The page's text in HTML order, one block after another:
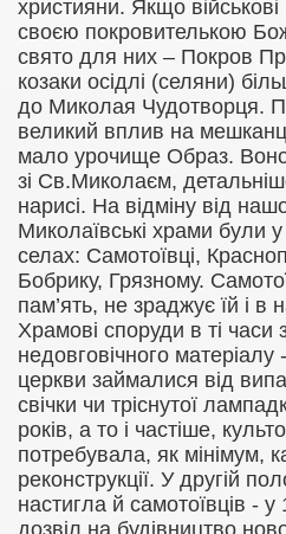
християни. Якщо
своєю покровителькою
свято для них – Покров
козаки осідлі (селяни)
до Миколая Чудотворця.
великий вплив на
мало урочище Образ.
зі Св.Миколаєм,
нарисі. На відміну від
Миколаївські храми були
селах: Самотоївці,
Бобрику, Грязному.
пам’ять, не зраджує їй і в
Храмові споруди в ті часи
недовговічного
церкви займалися від
свічки чи тріснутої
років, а то і частіше,
потребувала, як мінімум,
реконструкції. У другій
настигла й самотоївців -
дозвіл на будівництво